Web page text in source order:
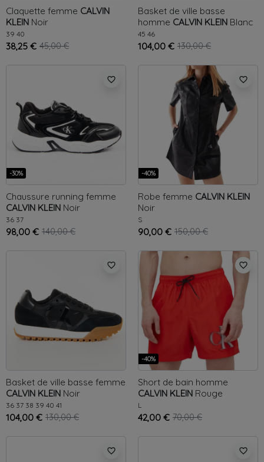
Claquette femme CALVIN
KLEIN Noir
39 40
38,25 € 45,00 €
Basket de ville basse
homme CALVIN KLEIN Blanc
45 46
104,00 € 130,00 €
favorite_border
-30%
Chaussure running femme
CALVIN KLEIN Noir
36 37
98,00 € 140,00 €
favorite_border
-40%
Robe femme CALVIN KLEIN
Noir
S
90,00 € 150,00 €
favorite_border
Basket de ville basse femme
CALVIN KLEIN Noir
36 37 38 39 40 41
104,00 € 130,00 €
favorite_border
-40%
Short de bain homme
CALVIN KLEIN Rouge
L
42,00 € 70,00 €
favorite_border favorite_border